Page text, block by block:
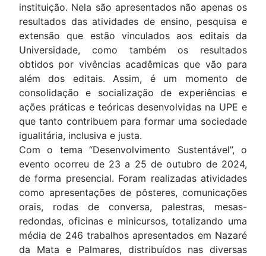
instituição. Nela são apresentados não apenas os
resultados das atividades de ensino, pesquisa e
extensão que estão vinculados aos editais da
Universidade, como também os resultados
obtidos por vivências acadêmicas que vão para
além dos editais. Assim, é um momento de
consolidação e socialização de experiências e
ações práticas e teóricas desenvolvidas na UPE e
que tanto contribuem para formar uma sociedade
igualitária, inclusiva e justa.
Com o tema “Desenvolvimento Sustentável”, o
evento ocorreu de 23 a 25 de outubro de 2024,
de forma presencial. Foram realizadas atividades
como apresentações de pôsteres, comunicações
orais, rodas de conversa, palestras, mesas-
redondas, oficinas e minicursos, totalizando uma
média de 246 trabalhos apresentados em Nazaré
da Mata e Palmares, distribuídos nas diversas